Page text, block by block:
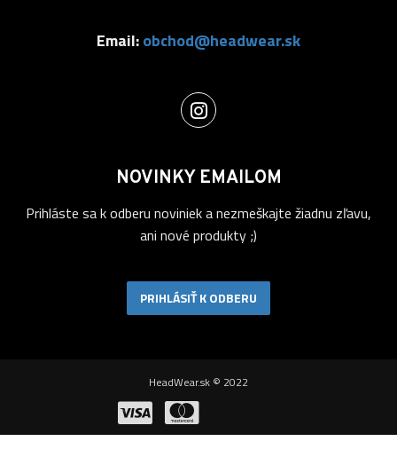
Email:obchod@headwear.sk
NOVINKY EMAILOM
Prihláste sa k odberu noviniek a nezmeškajte žiadnu zľavu,
ani nové produkty ;)
PRIHLÁSIŤ K ODBERU
HeadWear.sk © 2022